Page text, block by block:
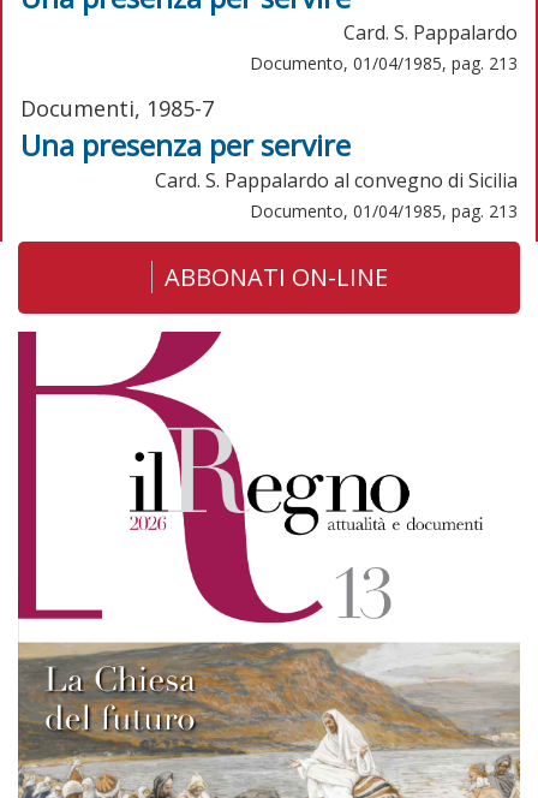
Card. S. Pappalardo
Documento, 01/04/1985, pag. 213
Documenti, 1985-7
Una presenza per servire
Card. S. Pappalardo al convegno di Sicilia
Documento, 01/04/1985, pag. 213
ABBONATI ON-LINE